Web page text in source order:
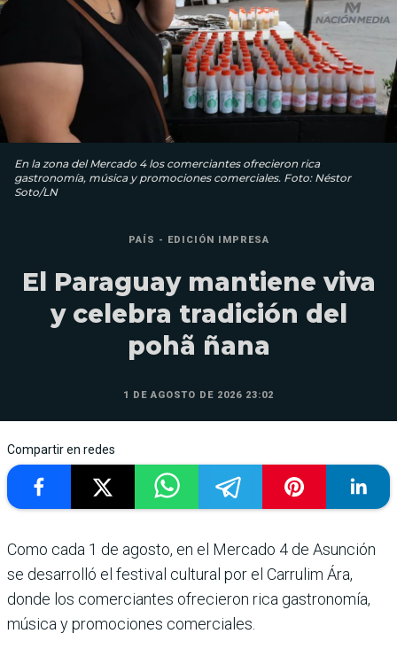
En la zona del Mercado 4 los comerciantes ofrecieron rica
gastronomía, música y promociones comerciales. Foto: Néstor
Soto/LN
PAÍS - EDICIÓN IMPRESA
El Paraguay mantiene viva
y celebra tradición del
pohã ñana
1 DE AGOSTO DE 2026 23:02
Compartir en redes
Como cada 1 de agosto, en el Mercado 4 de Asunción
se desarrolló el festival cultural por el Carrulim Ára,
donde los comerciantes ofrecieron rica gastronomía,
música y promociones comerciales.